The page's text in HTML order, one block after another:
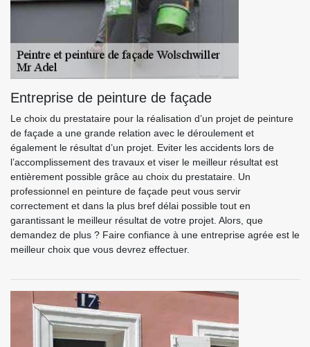
Entreprise de peinture de façade
Le choix du prestataire pour la réalisation d’un projet de peinture
de façade a une grande relation avec le déroulement et
également le résultat d’un projet. Eviter les accidents lors de
l’accomplissement des travaux et viser le meilleur résultat est
entièrement possible grâce au choix du prestataire. Un
professionnel en peinture de façade peut vous servir
correctement et dans la plus bref délai possible tout en
garantissant le meilleur résultat de votre projet. Alors, que
demandez de plus ? Faire confiance à une entreprise agrée est le
meilleur choix que vous devrez effectuer.